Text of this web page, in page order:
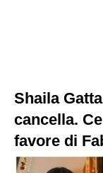
Shaila
cancella.
favore di